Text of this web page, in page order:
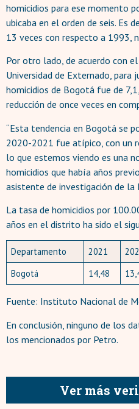
homicidios para ese momento
ubicaba en el orden de seis. Es
13 veces con respecto a 1993,
Por otro lado, de acuerdo con el
Universidad de Externado,
homicidios de Bogotá fue de
reducción de once veces en
“Esta tendencia en Bogotá se
2020-2021 fue atípico, con un
lo que estemos viendo es una
homicidios que había años
asistente de investigación de la
La tasa de homicidios por
años en el distrito ha sido el
Departamento 2021
Bogotá
14,48
Fuente: Instituto Nacional de
En conclusión, ninguno de los
los mencionados por Petro.
Ver más